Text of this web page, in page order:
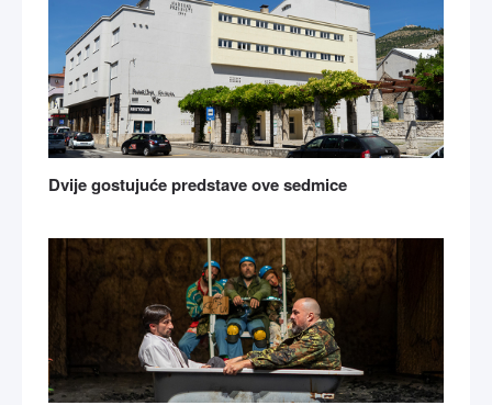
Dvije gostujuće predstave ove sedmice